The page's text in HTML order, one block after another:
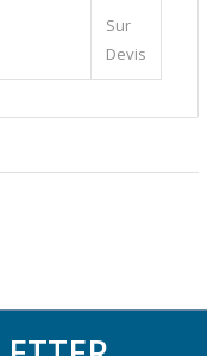
Sur
Devis